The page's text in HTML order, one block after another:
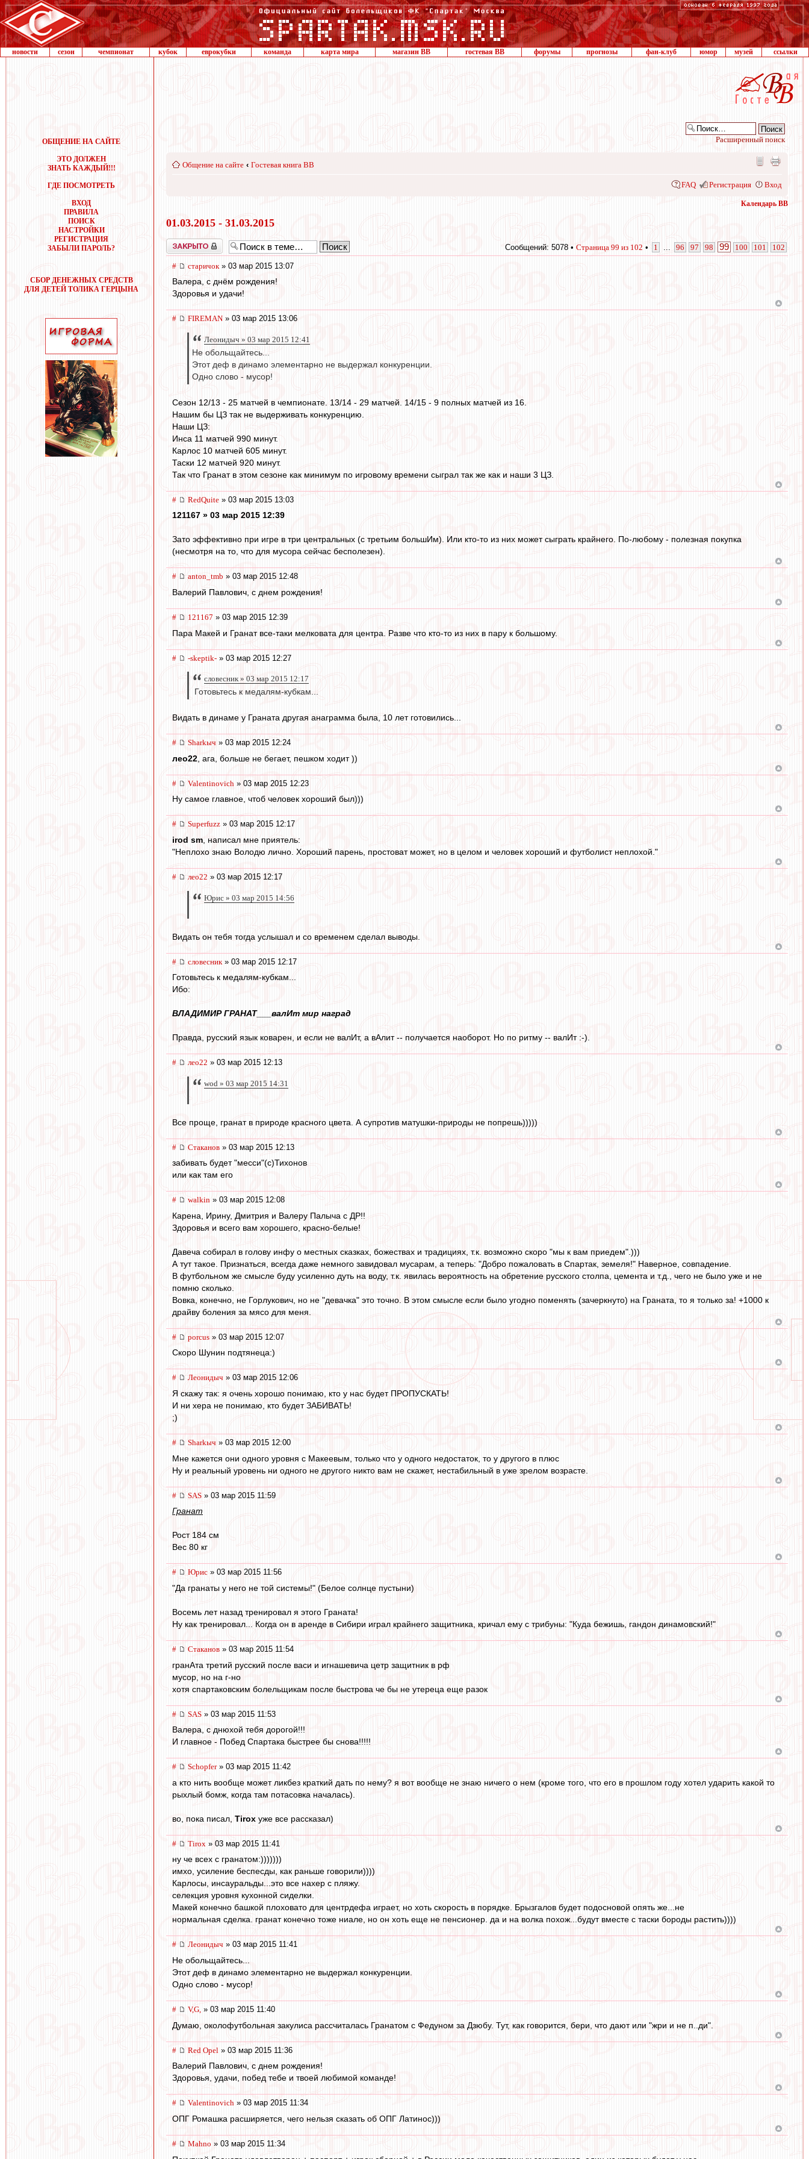
новости сезон чемпионат кубок еврокубки команда карта мира магазин ВВ гостевая ВВ форумы прогнозы фан-клуб юмор музей ссылки
ОБЩЕНИЕ НА САЙТЕ
ЭТО ДОЛЖЕН
ЗНАТЬ КАЖДЫЙ!!!
ГДЕ ПОСМОТРЕТЬ
ВХОД
ПРАВИЛА
ПОИСК
НАСТРОЙКИ
РЕГИСТРАЦИЯ
ЗАБЫЛИ ПАРОЛЬ?
СБОР ДЕНЕЖНЫХ СРЕДСТВ
ДЛЯ ДЕТЕЙ ТОЛИКА ГЕРЦЫНА
Расширенный поиск
Общение на сайте ‹ Гостевая книга ВВ
FAQ Регистрация Вход
Календарь ВВ
01.03.2015 - 31.03.2015
Закрыто Сообщений: 5078 • Страница 99 из 102 • 1 96 97 98 99 100 101 102
# старичок » 03 мар 2015 13:07
Валера, с днём рождения!
Здоровья и удачи!
# FIREMAN » 03 мар 2015 13:06
Леонидыч » 03 мар 2015 12:41
Не обольщайтесь...
Этот деф в динамо элементарно не выдержал конкуренции.
Одно слово - мусор!
Сезон 12/13 - 25 матчей в чемпионате. 13/14 - 29 матчей. 14/15 - 9 полных матчей из 16.
Нашим бы ЦЗ так не выдерживать конкуренцию.
Наши ЦЗ:
Инса 11 матчей 990 минут.
Карлос 10 матчей 605 минут.
Таски 12 матчей 920 минут.
Так что Гранат в этом сезоне как минимум по игровому времени сыграл так же как и наши 3 ЦЗ.
# RedQuite » 03 мар 2015 13:03
121167 » 03 мар 2015 12:39
Зато эффективно при игре в три центральных (с третьим большИм). Или кто-то из них может сыграть крайнего. По-любому - полезная покупка
(несмотря на то, что для мусора сейчас бесполезен).
# anton_tmb » 03 мар 2015 12:48
Валерий Павлович, с днем рождения!
# 121167 » 03 мар 2015 12:39
Пара Макей и Гранат все-таки мелковата для центра. Разве что кто-то из них в пару к большому.
# -skeptik- » 03 мар 2015 12:27
словесник » 03 мар 2015 12:17
Готовьтесь к медалям-кубкам...
Видать в динаме у Граната другая анаграмма была, 10 лет готовились...
# Sharkыч » 03 мар 2015 12:24
лео22 , ага, больше не бегает, пешком ходит ))
# Valentinovich » 03 мар 2015 12:23
Ну самое главное, чтоб человек хороший был)))
# Superfuzz » 03 мар 2015 12:17
irod sm , написал мне приятель:
"Неплохо знаю Володю лично. Хороший парень, простоват может, но в целом и человек хороший и футболист неплохой."
# лео22 » 03 мар 2015 12:17
Юрис » 03 мар 2015 14:56
Видать он тебя тогда услышал и со временем сделал выводы.
# словесник » 03 мар 2015 12:17
Готовьтесь к медалям-кубкам...
Ибо:
ВЛАДИМИР ГРАНАТ___валИт мир наград
Правда, русский язык коварен, и если не валИт, а вАлит -- получается наоборот. Но по ритму -- валИт :-).
# лео22 » 03 мар 2015 12:13
wod » 03 мар 2015 14:31
Все проще, гранат в природе красного цвета. А супротив матушки-природы не попрешь)))))
# Cтаканов » 03 мар 2015 12:13
забивать будет "месси"(с)Тихонов
или как там его
# walkin » 03 мар 2015 12:08
Карена, Ирину, Дмитрия и Валеру Палыча с ДР!!
Здоровья и всего вам хорошего, красно-белые!
Давеча собирал в голову инфу о местных сказках, божествах и традициях, т.к. возможно скоро "мы к вам приедем".)))
А тут такое. Признаться, всегда даже немного завидовал мусарам, а теперь: "Добро пожаловать в Спартак, земеля!" Наверное, совпадение.
В футбольном же смысле буду усиленно дуть на воду, т.к. явилась вероятность на обретение русского столпа, цемента и т.д., чего не было уже и не
помню сколько.
Вовка, конечно, не Горлукович, но не "девачка" это точно. В этом смысле если было угодно поменять (зачеркнуто) на Граната, то я только за! +1000 к
драйву боления за мясо для меня.
# porcus » 03 мар 2015 12:07
Скоро Шунин подтянеца:)
# Леонидыч » 03 мар 2015 12:06
Я скажу так: я очень хорошо понимаю, кто у нас будет ПРОПУСКАТЬ!
И ни хера не понимаю, кто будет ЗАБИВАТЬ!
;)
# Sharkыч » 03 мар 2015 12:00
Мне кажется они одного уровня с Макеевым, только что у одного недостаток, то у другого в плюс
Ну и реальный уровень ни одного не другого никто вам не скажет, нестабильный в уже зрелом возрасте.
# SAS » 03 мар 2015 11:59
Гранат
Рост 184 см
Вес 80 кг
# Юрис » 03 мар 2015 11:56
"Да гранаты у него не той системы!" (Белое солнце пустыни)
Восемь лет назад тренировал я этого Граната!
Ну как тренировал... Когда он в аренде в Сибири играл крайнего защитника, кричал ему с трибуны: "Куда бежишь, гандон динамовский!"
# Cтаканов » 03 мар 2015 11:54
гранАта третий русский после васи и игнашевича цетр защитник в рф
мусор, но на г-но
хотя спартаковским болельщикам после быстрова че бы не утереца еще разок
# SAS » 03 мар 2015 11:53
Валера, с днюхой тебя дорогой!!!
И главное - Побед Спартака быстрее бы снова!!!!!
# Schopfer» 03 мар 2015 11:42
а кто нить вообще может ликбез краткий дать по нему? я вот вообще не знаю ничего о нем (кроме того, что его в прошлом году хотел ударить какой то
рыхлый бомж, когда там потасовка началась).
во, пока писал, Tirox уже все рассказал)
# Tirox » 03 мар 2015 11:41
ну че всех с гранатом:)))))))
имхо, усиление беспесды, как раньше говорили))))
Карлосы, инсауральды...это все нахер с пляжу.
селекция уровня кухонной сиделки.
Макей конечно башкой плоховато для центрдефа играет, но хоть скорость в порядке. Брызгалов будет подосновой опять же...не
нормальная сделка. гранат конечно тоже ниале, но он хоть еще не пенсионер. да и на волка похож...будут вместе с таски бороды растить))))
# Леонидыч » 03 мар 2015 11:41
Не обольщайтесь...
Этот деф в динамо элементарно не выдержал конкуренции.
Одно слово - мусор!
# V,G, » 03 мар 2015 11:40
Думаю, околофутбольная закулиса рассчиталась Гранатом с Федуном за Дзюбу. Тут, как говорится, бери, что дают или "жри и не п..ди".
# Red Opel » 03 мар 2015 11:36
Валерий Павлович, с днем рождения!
Здоровья, удачи, побед тебе и твоей любимой команде!
# Valentinovich » 03 мар 2015 11:34
ОПГ Ромашка расширяется, чего нельзя сказать об ОПГ Латинос)))
# Mahno » 03 мар 2015 11:34